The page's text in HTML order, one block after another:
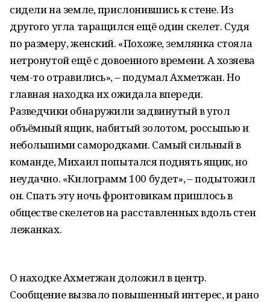
сидели на земле, прислонившись к стене. Из
другого угла таращился ещё один скелет. Судя
по размеру, женский. «Похоже, землянка стояла
нетронутой ещё с довоенного времени. А хозяева
чем-то отравились», – подумал Ахметжан. Но
главная находка их ожидала впереди.
Разведчики обнаружили задвинутый в угол
объёмный ящик, набитый золотом, россыпью и
небольшими самородками. Самый сильный в
команде, Михаил попытался поднять ящик, но
неудачно. «Килограмм 100 будет», – подытожил
он. Спать эту ночь фронтовикам пришлось в
обществе скелетов на расставленных вдоль стен
лежанках.
О находке Ахметжан доложил в центр.
Сообщение вызвало повышенный интерес, и рано